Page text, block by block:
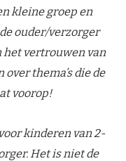
kleine groep en
ouder/verzorger
het vertrouwen van
thema’s die de
voorop!
kinderen van 2-
Het is niet de